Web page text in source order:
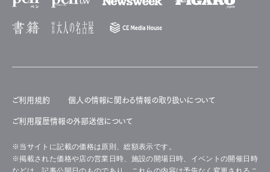
ご利用規約 個人の情報に関わる情報の取り扱いについて
ご利用履歴情報の外部送信について
※当サイトに記載の価格は原則、総額表示です。
※掲載された価格や店の営業日時、施設の開場日時、イベントの開催日時